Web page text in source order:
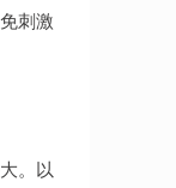
刺激
。以